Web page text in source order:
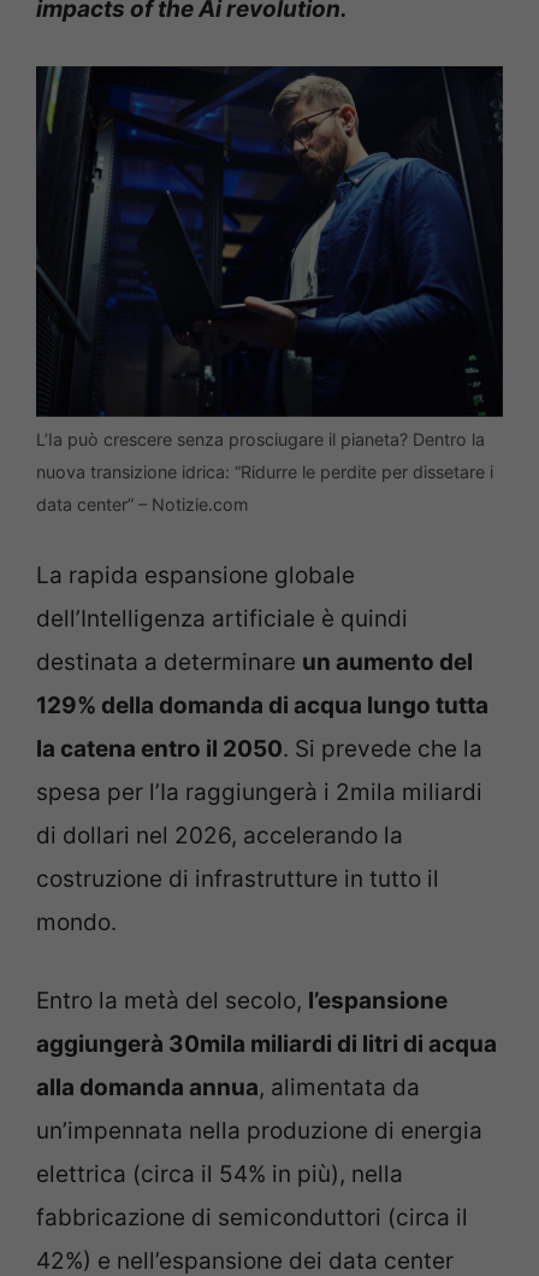
impacts of the Ai revolution.
L’Ia può crescere senza prosciugare il pianeta? Dentro la
nuova transizione idrica: “Ridurre le perdite per dissetare i
data center” – Notizie.com
La rapida espansione globale
dell’Intelligenza artificiale è quindi
destinata a determinare un aumento del
129% della domanda di acqua lungo tutta
la catena entro il 2050. Si prevede che la
spesa per l’Ia raggiungerà i 2mila miliardi
di dollari nel 2026, accelerando la
costruzione di infrastrutture in tutto il
mondo.
Entro la metà del secolo, l’espansione
aggiungerà 30mila miliardi di litri di acqua
alla domanda annua, alimentata da
un’impennata nella produzione di energia
elettrica (circa il 54% in più), nella
fabbricazione di semiconduttori (circa il
42%) e nell’espansione dei data center